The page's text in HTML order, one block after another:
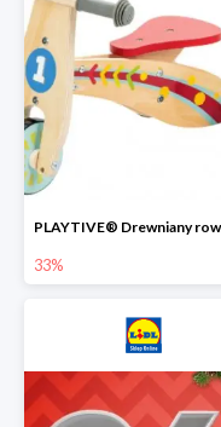
33%